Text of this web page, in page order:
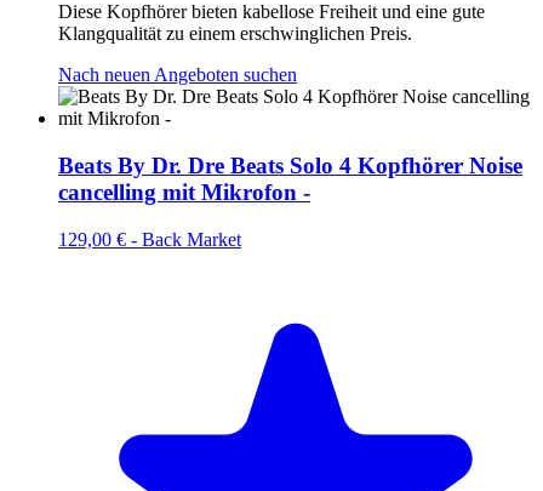
Diese Kopfhörer bieten kabellose Freiheit und eine gute
Klangqualität zu einem erschwinglichen Preis.
Nach neuen Angeboten suchen
Beats By Dr. Dre Beats Solo 4 Kopfhörer Noise
cancelling mit Mikrofon -
129,00 € - Back Market